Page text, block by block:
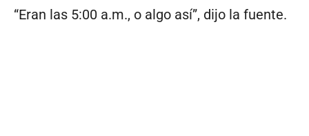
“Eran las 5:00 a.m., o algo así”, dijo la fuente.